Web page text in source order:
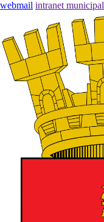
webmail intranet municipal